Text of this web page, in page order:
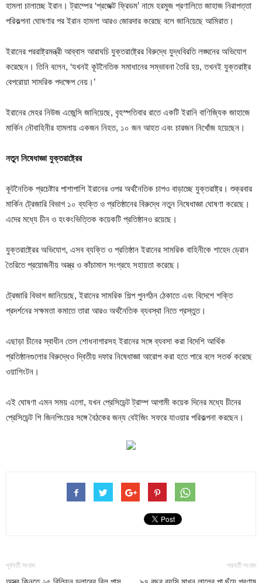
হামলা চালাচ্ছে ইরান। ট্রাম্পের ‘প্রজেক্ট ফ্রিডম’ নামে হরমুজ প্রণালিতে জাহাজ নিরাপত্তা
পরিকল্পনা ঘোষণার পর ইরান হামলা আরও জোরদার করেছে বলে জানিয়েছে আমিরাত।
ইরানের পররাষ্ট্রমন্ত্রী আব্বাস আরাঘচি যুক্তরাষ্ট্রের বিরুদ্ধে যুদ্ধবিরতি লঙ্ঘনের অভিযোগ
করেছেন। তিনি বলেন, ‘যখনই কূটনৈতিক সমাধানের সম্ভাবনা তৈরি হয়, তখনই যুক্তরাষ্ট্র
বেপরোয়া সামরিক পদক্ষেপ নেয়।’
ইরানের মেহর নিউজ এজেন্সি জানিয়েছে, বৃহস্পতিবার রাতে একটি ইরানি বাণিজ্যিক জাহাজে
মার্কিন নৌবাহিনীর হামলায় একজন নিহত, ১০ জন আহত এবং চারজন নিখোঁজ হয়েছেন।
নতুন নিষেধাজ্ঞা যুক্তরাষ্ট্রের
কূটনৈতিক প্রচেষ্টার পাশাপাশি ইরানের ওপর অর্থনৈতিক চাপও বাড়াচ্ছে যুক্তরাষ্ট্র। শুক্রবার
মার্কিন ট্রেজারি বিভাগ ১০ ব্যক্তি ও প্রতিষ্ঠানের বিরুদ্ধে নতুন নিষেধাজ্ঞা ঘোষণা করেছে।
এদের মধ্যে চীন ও হংকংভিত্তিক কয়েকটি প্রতিষ্ঠানও রয়েছে।
যুক্তরাষ্ট্রের অভিযোগ, এসব ব্যক্তি ও প্রতিষ্ঠান ইরানের সামরিক বাহিনীকে শাহেদ ড্রোন
তৈরিতে প্রয়োজনীয় অস্ত্র ও কাঁচামাল সংগ্রহে সহায়তা করেছে।
ট্রেজারি বিভাগ জানিয়েছে, ইরানের সামরিক শিল্প পুনর্গঠন ঠেকাতে এবং বিদেশে শক্তি
প্রদর্শনের সক্ষমতা কমাতে তারা আরও অর্থনৈতিক ব্যবস্থা নিতে প্রস্তুত।
এছাড়া চীনের স্বাধীন তেল শোধনাগারসহ ইরানের সঙ্গে ব্যবসা করা বিদেশি আর্থিক
প্রতিষ্ঠানগুলোর বিরুদ্ধেও দ্বিতীয় দফার নিষেধাজ্ঞা আরোপ করা হতে পারে বলে সতর্ক করেছে
ওয়াশিংটন।
এই ঘোষণা এমন সময় এলো, যখন প্রেসিডেন্ট ট্রাম্প আগামী কয়েক দিনের মধ্যে চীনের
প্রেসিডেন্ট শি জিনপিংয়ের সঙ্গে বৈঠকের জন্য বেইজিং সফরে যাওয়ার পরিকল্পনা করছেন।
পূর্ববর্তী সংবাদ পরবর্তী সংবাদ